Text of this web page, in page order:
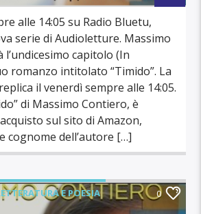
alle 14:05 su Radio Bluetu,
serie di Audioletture. Massimo
capitolo (In
romanzo intitolato “Timido”. La
il venerdì sempre alle 14:05.
di Massimo Contiero, è
sul sito di Amazon,
cognome dell’autore […]
E POESIA 0